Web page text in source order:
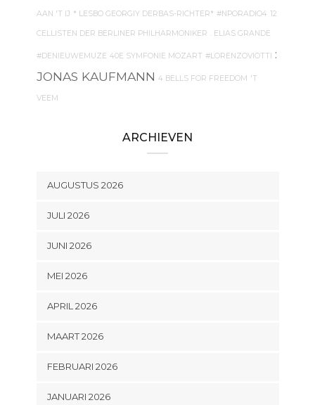
AAN 'T IJ * LESBO GEORGIY DERBAS-RICHTER* #NPORADIO4 12
CELLISTEN DER BERLINER PHILHARMONIKER . ELIAS GRANDE
#DENIEUWEMUZE 40E SYMFONIE MOZART #LORENZOVIOTTI :
JONAS KAUFMANN 4 BELLS FOR FREEDOM 'T
VEEM
ARCHIEVEN
AUGUSTUS 2026
JULI 2026
JUNI 2026
MEI 2026
APRIL 2026
MAART 2026
FEBRUARI 2026
JANUARI 2026